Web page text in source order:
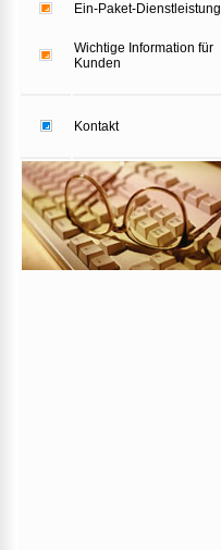
Ein-Paket-Dienstleistung
Wichtige Information für
Kunden
Kontakt